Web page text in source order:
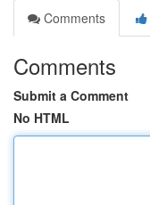
Comments
Comments
Submit a Comment
No HTML